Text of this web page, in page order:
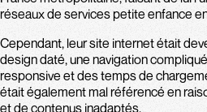
réseaux de services petite enfance
Cependant, leur site internet était
design daté, une navigation
responsive et des temps de
était également mal référencé en
et de contenus inadaptés.